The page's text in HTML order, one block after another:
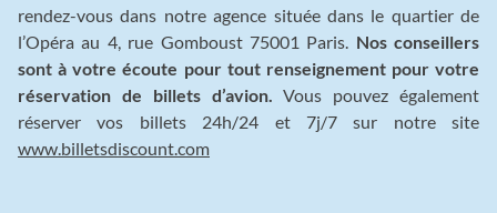
rendez-vous dans notre agence située dans le quartier de
l’Opéra au 4, rue Gomboust 75001 Paris. Nos conseillers
sont à votre écoute pour tout renseignement pour votre
réservation de billets d’avion.
Vous pouvez également
réserver vos billets 24h/24 et 7j/7 sur notre site
www.billetsdiscount.com